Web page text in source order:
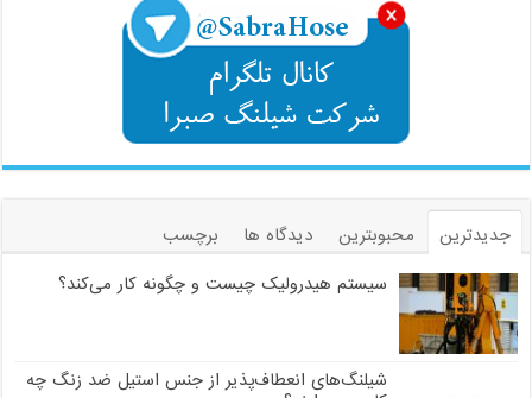
جدیدترین محبوبترین دیدگاه ها
برچسب
سیستم هیدرولیک چیست و چگونه کار می‌کند؟
شیلنگ‌های انعطاف‌پذیر از جنس استیل ضد زنگ چه